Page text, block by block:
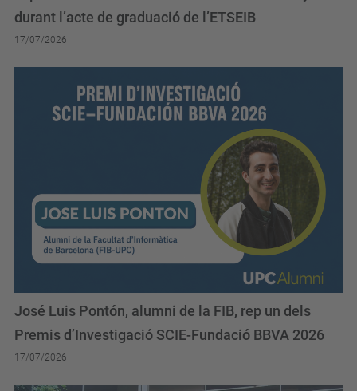
durant l’acte de graduació de l’ETSEIB
17/07/2026
José Luis Pontón, alumni de la FIB, rep un dels
Premis d’Investigació SCIE-Fundació BBVA 2026
17/07/2026